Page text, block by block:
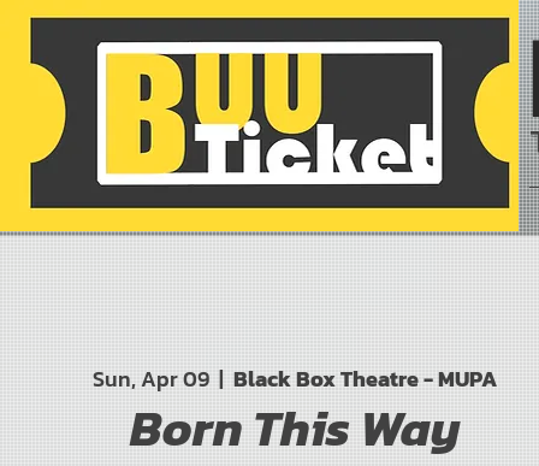
Sun, Apr 09
  |
Black Box Theatre - MUPA
Born This Way